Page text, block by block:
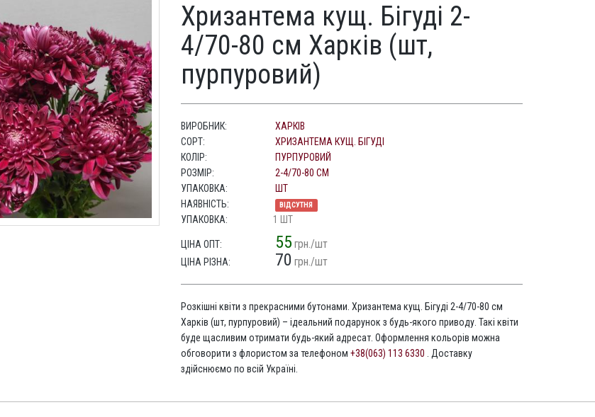
Хризантема кущ. Бігуді 2-
4/70-80 см Харків (шт,
пурпуровий)
ВИРОБНИК:
ХАРКІВ
СОРТ:
ХРИЗАНТЕМА КУЩ. БІГУДІ
КОЛІР:
ПУРПУРОВИЙ
РОЗМІР:
2-4/70-80 СМ
УПАКОВКА:
ШТ
НАЯВНІСТЬ:
ВІДСУТНЯ
УПАКОВКА: 1 ШТ
ЦІНА ОПТ: 55 грн./шт
ЦІНА РІЗНА: 70 грн./шт
Розкішні квіти з прекрасними бутонами. Хризантема кущ. Бігуді 2-4/70-80 см
Харків (шт, пурпуровий) – ідеальний подарунок з будь-якого приводу. Такі квіти
буде щасливим отримати будь-який адресат. Оформлення кольорів можна
обговорити з флористом за телефоном+38(063) 113 6330 . Доставку
здійснюємо по всій Україні.